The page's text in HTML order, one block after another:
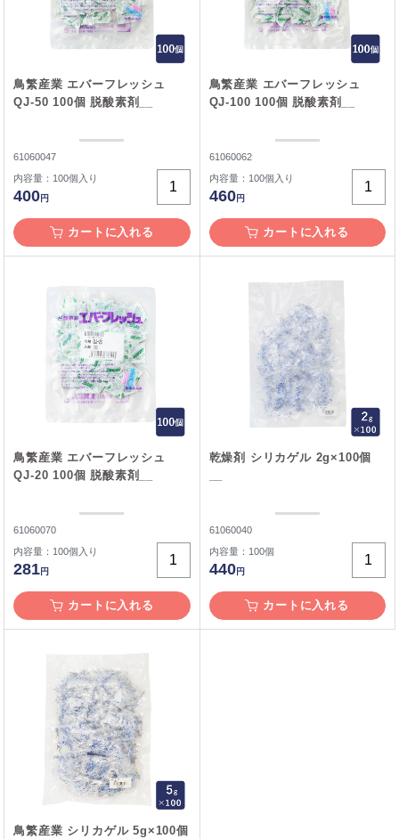
鳥繁産業 エバーフレッシュ
QJ-50 100個 脱酸素剤__
61060047
内容量：100個入り
400円
カートに入れる
鳥繁産業 エバーフレッシュ
QJ-100 100個 脱酸素剤__
61060062
内容量：100個入り
460円
カートに入れる
鳥繁産業 エバーフレッシュ
QJ-20 100個 脱酸素剤__
61060070
内容量：100個入り
281円
カートに入れる
乾燥剤 シリカゲル 2g×100個
61060040
内容量：100個
440円
カートに入れる
鳥繁産業 シリカゲル 5g×100個